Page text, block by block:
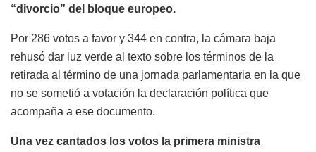
“divorcio” del bloque europeo.
Por 286 votos a favor y 344 en contra, la cámara baja
rehusó dar luz verde al texto sobre los términos de la
retirada al término de una jornada parlamentaria en la que
no se sometió a votación la declaración política que
acompaña a ese documento.
Una vez cantados los votos la primera ministra